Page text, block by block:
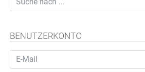
BENUTZERKONTO